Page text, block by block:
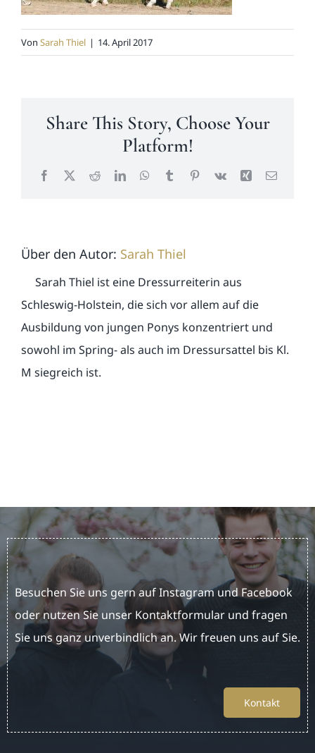
News
Von Sarah Thiel | 14. April 2017
Share This Story, Choose Your
Platform!
Facebook
X RedditLinkedInWhatsApp
TumblrPinterest
Vk Xing E-
Über den Autor: Sarah Thiel
Sarah Thiel ist eine Dressurreiterin aus
Schleswig-Holstein, die sich vor allem auf die
Ausbildung von jungen Ponys konzentriert und
sowohl im Spring- als auch im Dressursattel bis Kl.
M siegreich ist.
Besuchen Sie uns gern auf Instagram und Facebook
oder nutzen Sie unser Kontaktformular und fragen
Sie uns ganz unverbindlich an. Wir freuen uns auf Sie.
Kontakt